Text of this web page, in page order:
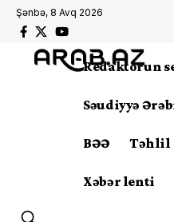
Şənbə, 8 Avq 2026
Redaktorun
Səudiyyə
BƏƏ Təhlil
Xəbər lenti